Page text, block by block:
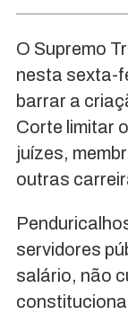
O Supremo
nesta sexta-
barrar a
Corte limitar
juízes,
outras
servidores
salário, não